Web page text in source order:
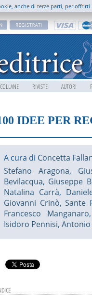
COLLANE RIVISTE AUTORI
IDEE PER
A cura di Concetta
Stefano Aragona,
Bevilacqua, Giuseppe
Natalina Carrà,
Giovanni Crinò,Sante
Francesco Manganaro
Isidoro Pennisi, Antonio
anche di terze parti, per